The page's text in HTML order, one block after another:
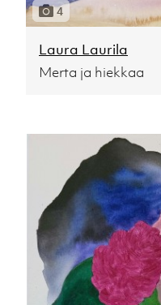
4
Laura Laurila
Merta ja hiekkaa